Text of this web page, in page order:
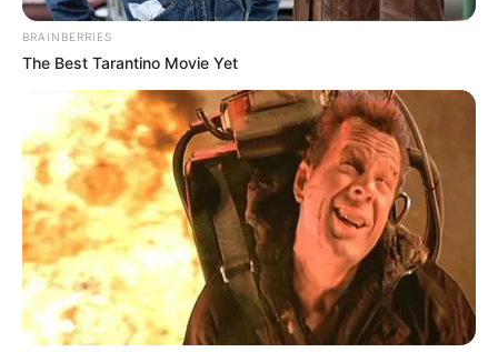
BRAINBERRIES
The Best Tarantino Movie Yet